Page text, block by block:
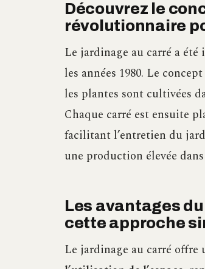
Découvrez le
révolutionnaire
Le jardinage au carré a
les années 1980. Le
les plantes sont cultivées
Chaque carré est ensuite
facilitant l’entretien du
une production élevée
Les avantages
cette approche
Le jardinage au carré offre